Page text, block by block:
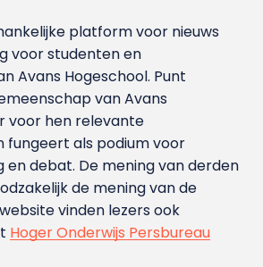
platform voor nieuws
voor studenten en
Avans Hoge­school. Punt
van Avans
voor hen relevante
fungeert als podium voor
en debat. De mening van derden
de mening van de
vinden lezers ook
Hoger Onderwijs Persbureau